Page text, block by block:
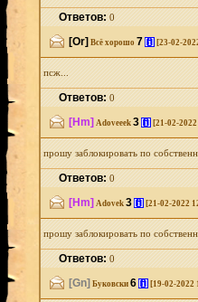
Ответов:0
[Or] Всё хорошо 7 [i] [23-02-
псж...
Ответов:0
[Hm] Adoveeek 3 [i] [21-02-
прошу заблокировать по
Ответов:0
[Hm] Adovek 3 [i] [21-02-2022
прошу заблокировать по
Ответов:0
[Gn] Буковски 6 [i] [19-02-2022